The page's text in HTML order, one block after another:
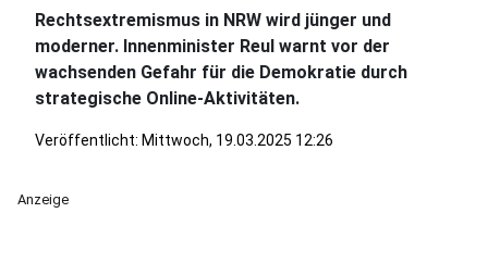
Rechtsextremismus in NRW wird jünger und
moderner. Innenminister Reul warnt vor der
wachsenden Gefahr für die Demokratie durch
strategische Online-Aktivitäten.
Veröffentlicht: Mittwoch, 19.03.2025 12:26
Anzeige